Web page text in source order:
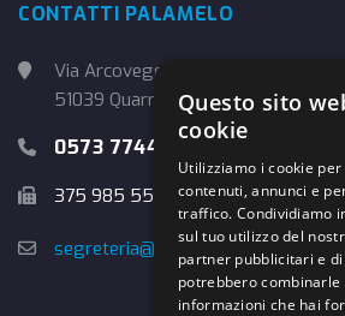
CONTATTI PALAMELO
Via Arcoveggio, 4
51039 Quarrata (PT)
0573 774457
375 985 5526
segreteria@danybasket.it
Questo sito
cookie
Utilizziamo i cookie
contenuti, annunci e
traffico. Condividiamo
sul tuo utilizzo del
partner pubblicitari e
potrebbero combinarle
informazioni che hai